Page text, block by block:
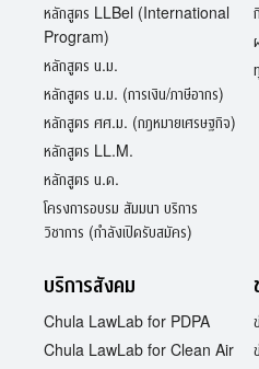
หลักสูตร LLBel (International
Program)
หลักสูตร น.ม.
หลักสูตร น.ม. (การเงิน/ภาษีอากร)
หลักสูตร ศศ.ม. (กฎหมายเศรษฐกิจ)
หลักสูตร LL.M.
หลักสูตร น.ด.
โครงการอบรม สัมมนา บริการ
วิชาการ (กำลังเปิดรับสมัคร)
บริการสังคม
Chula LawLab for PDPA
Chula LawLab for Clean Air